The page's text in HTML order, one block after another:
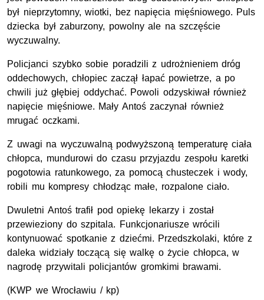
był nieprzytomny, wiotki, bez napięcia mięśniowego. Puls
dziecka był zaburzony, powolny ale na szczęście
wyczuwalny.
Policjanci szybko sobie poradzili z udrożnieniem dróg
oddechowych, chłopiec zaczął łapać powietrze, a po
chwili już głębiej oddychać. Powoli odzyskiwał również
napięcie mięśniowe. Mały Antoś zaczynał również
mrugać oczkami.
Z uwagi na wyczuwalną podwyższoną temperaturę ciała
chłopca, mundurowi do czasu przyjazdu zespołu karetki
pogotowia ratunkowego, za pomocą chusteczek i wody,
robili mu kompresy chłodząc małe, rozpalone ciało.
Dwuletni Antoś trafił pod opiekę lekarzy i został
przewieziony do szpitala. Funkcjonariusze wrócili
kontynuować spotkanie z dziećmi. Przedszkolaki, które z
daleka widziały toczącą się walkę o życie chłopca, w
nagrodę przywitali policjantów gromkimi brawami.
(KWP we Wrocławiu / kp)